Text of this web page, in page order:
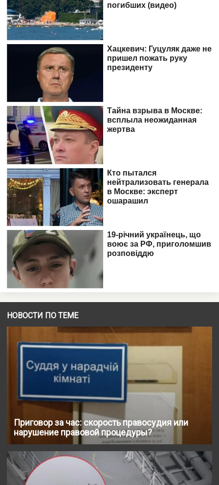
НОВОСТИ ПО ТЕМЕ
Приговор за час: скорость правосудия или
нарушение правовой процедуры?